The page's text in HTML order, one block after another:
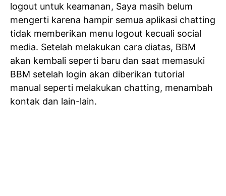
logout untuk keamanan, Saya masih belum
mengerti karena hampir semua aplikasi chatting
tidak memberikan menu logout kecuali social
media. Setelah melakukan cara diatas, BBM
akan kembali seperti baru dan saat memasuki
BBM setelah login akan diberikan tutorial
manual seperti melakukan chatting, menambah
kontak dan lain-lain.